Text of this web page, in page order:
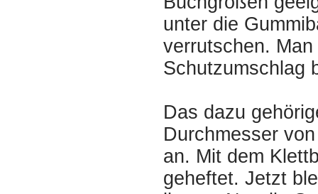
unter die
verrutschen.
Schutzumschlag
Das dazu
Durchmesser
an. Mit dem
geheftet. Jetzt